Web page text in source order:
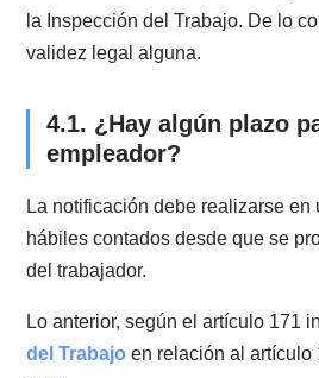
realizando el autodespido.
de conciliación es una de las
Inspección. A través de estas
el juicio que podría originar un
3.5. ¿Cuáles son
Inspección del
autodespido?